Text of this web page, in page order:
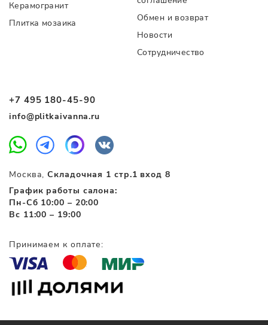
+7 495 180-45-90
info@plitkaivanna.ru
Москва,Складочная 1 стр.1 вход 8
График работы салона:
Пн-Сб 10:00 – 20:00
Вс 11:00 – 19:00
Керамогранит
Плитка мозаика
Обмен и возврат
Новости
Сотрудничество
Принимаем к оплате: